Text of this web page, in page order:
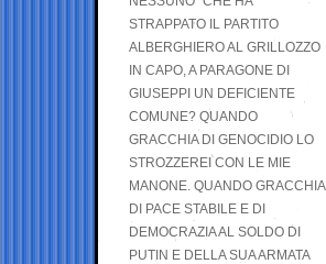
STRAPPATO IL PARTITO
ALBERGHIERO AL GRILLOZZO
IN CAPO, A PARAGONE DI
GIUSEPPI UN DEFICIENTE
COMUNE? QUANDO
GRACCHIA DI GENOCIDIO LO
STROZZEREI CON LE MIE
MANONE. QUANDO GRACCHIA
DI PACE STABILE E DI
DEMOCRAZIA AL SOLDO DI
PUTIN E DELLA SUA ARMATA